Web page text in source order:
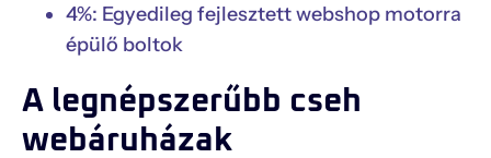
4%: Egyedileg fejlesztett webshop motorra
épülő boltok
A legnépszerűbb cseh
webáruházak